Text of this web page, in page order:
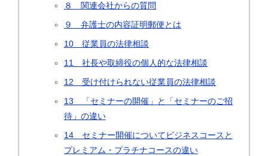
８ 関連会社からの質問
９ 弁護士の内容証明郵便とは
10 従業員の法律相談
11 社長や取締役の個人的な法律相談
12 受け付けられない従業員の法律相談
13 「セミナーの開催」と「セミナーのご招
待」の違い
14 セミナー開催についてビジネスコースと
プレミアム・プラチナコースの違い